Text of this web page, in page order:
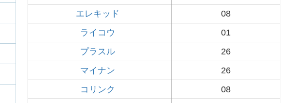
エレキッド
08
ライコウ
01
プラスル
26
マイナン
26
コリンク
08